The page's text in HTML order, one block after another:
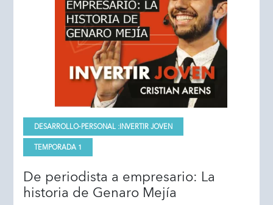
DESARROLLO-PERSONAL :INVERTIR JOVEN
TEMPORADA 1
De periodista a empresario: La
historia de Genaro Mejía